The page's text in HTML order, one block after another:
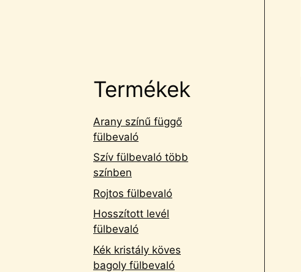
Termékek
Arany színű függő
fülbevaló
Szív fülbevaló több
színben
Rojtos fülbevaló
Hosszított levél
fülbevaló
Kék kristály köves
bagoly fülbevaló